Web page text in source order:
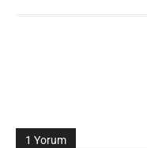
1 Yorum